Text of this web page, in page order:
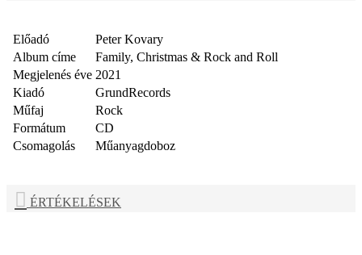
Előadó
Peter Kovary
Album címe
Family, Christmas & Rock and Roll
Megjelenés éve 2021
Kiadó
GrundRecords
Műfaj
Rock
Formátum
CD
Csomagolás
Műanyagdoboz
ÉRTÉKELÉSEK